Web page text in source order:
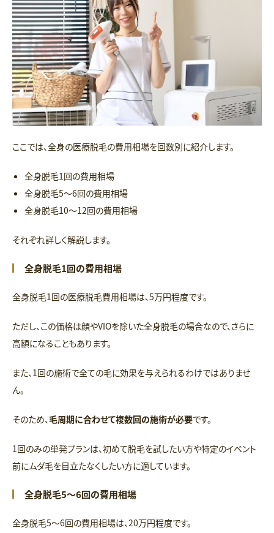
ここでは、全身の医療脱毛の費用相場を回数別に紹介します。
全身脱毛1回の費用相場
全身脱毛5～6回の費用相場
全身脱毛10～12回の費用相場
それぞれ詳しく解説します。
全身脱毛1回の費用相場
全身脱毛1回の医療脱毛費用相場は、5万円程度です。
ただし、この価格は顔やVIOを除いた全身脱毛の場合なので、さらに
高額になることもあります。
また、1回の施術で全ての毛に効果を与えられるわけではありませ
ん。
そのため、毛周期に合わせて複数回の施術が必要です。
1回のみの単発プランは、初めて脱毛を試したい方や特定のイベント
前にムダ毛を目立たなくしたい方に適しています。
全身脱毛5～6回の費用相場
全身脱毛5〜6回の費用相場は、20万円程度です。